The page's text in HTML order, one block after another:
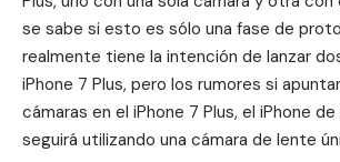
se sabe si esto es sólo una fase de
realmente tiene la intención de lanzar
iPhone 7 Plus, pero los rumores si
cámaras en el iPhone 7 Plus, el iPhone
seguirá utilizando una cámara de lente